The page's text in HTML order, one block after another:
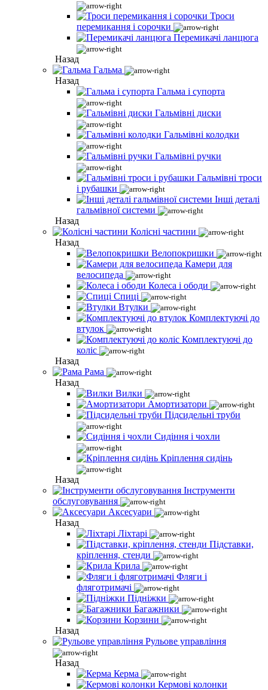
Троси
перемикання і сорочки
Перемикачі ланцюга
Назад
Гальма
Назад
Гальма і супорта
Гальмівні диски
Гальмівні колодки
Гальмівні ручки
Гальмівні троси
і рубашки
Інші деталі
гальмівної системи
Назад
Колісні частини
Назад
Велопокришки
Камери для
велосипеда
Колеса і ободи
Спиці
Втулки
Комплектуючі до
втулок
Комплектуючі до
коліс
Назад
Рама
Назад
Вилки
Амортизатори
Підсидельні труби
Сидіння і чохли
Кріплення сидінь
Назад
Інструменти
обслуговування
Аксесуари
Назад
Ліхтарі
Підставки,
кріплення, стенди
Крила
Фляги і
фляготримачі
Підніжки
Багажники
Корзини
Назад
Рульове управління
Назад
Керма
Кермові колонки